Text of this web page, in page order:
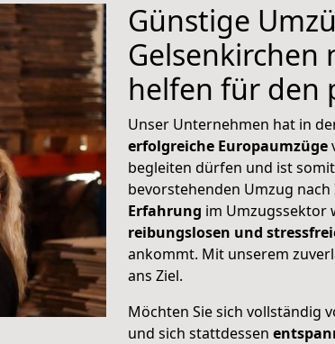
Günstige
Gelsenkirchen
helfen für den
Unser Unternehmen hat in
erfolgreiche Europaumzüge
begleiten dürfen und ist
bevorstehenden Umzug
Erfahrung im Umzugssektor
reibungslosen und
ankommt. Mit unserem
ans Ziel.
Möchten Sie sich vollständig
und sich stattdessen